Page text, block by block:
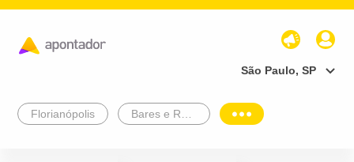
São Paulo, SP
Florianópolis